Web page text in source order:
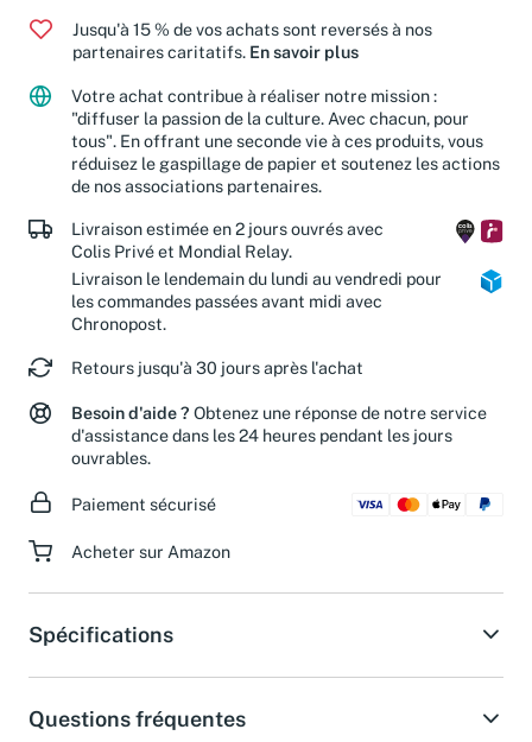
Jusqu'à 15 % de vos achats sont reversés à nos
partenaires caritatifs. En savoir plus
Votre achat contribue à réaliser notre mission :
"diffuser la passion de la culture. Avec chacun, pour
tous". En offrant une seconde vie à ces produits, vous
réduisez le gaspillage de papier et soutenez les actions
de nos associations partenaires.
Livraison estimée en 2 jours ouvrés avec
Colis Privé et Mondial Relay.
Livraison le lendemain du lundi au vendredi pour
les commandes passées avant midi avec
Chronopost.
Retours jusqu'à 30 jours après l'achat
Besoin d'aide ? Obtenez une réponse de notre service
d'assistance dans les 24 heures pendant les jours
ouvrables.
Paiement sécurisé
Acheter sur Amazon
Spécifications
Questions fréquentes